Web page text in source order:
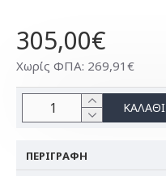
305,00€
Χωρίς ΦΠΑ: 269,91€
ΚΑΛΆΘΙ
ΠΕΡΙΓΡΑΦΉ